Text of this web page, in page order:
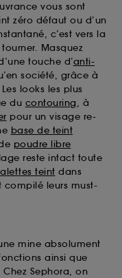
vous sont
zéro défaut ou d’un
c’est vers la
Masquez
touche d’anti-
société, grâce à
Les looks les plus
du contouring, à
pour un visage re-
base de teint
poudre libre
reste intact toute
teint dans
compilé leurs must-
mine absolument
ainsi que
Sephora, on